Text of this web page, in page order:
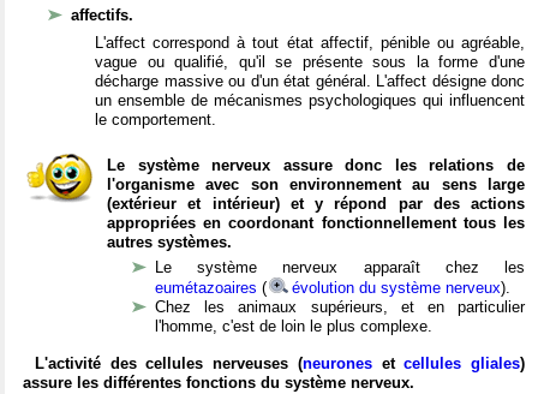
affectifs.
L'affect correspond à tout état affectif, pénible ou agréable,
vague ou qualifié, qu'il se présente sous la forme d'une
décharge massive ou d'un état général. L'affect désigne donc
un ensemble de mécanismes psychologiques qui influencent
le comportement.
Le système nerveux assure donc les relations de
l'organisme avec son environnement au sens large
(extérieur et intérieur) et y répond par des actions
appropriées en coordonant fonctionnellement tous les
autres systèmes.
Le système nerveux apparaît chez les
eumétazoaires ( évolution du système nerveux).
Chez les animaux supérieurs, et en particulier
l'homme, c'est de loin le plus complexe.
L'activité des cellules nerveuses (neuronesetcellules gliales)
assure les différentes fonctions du système nerveux.